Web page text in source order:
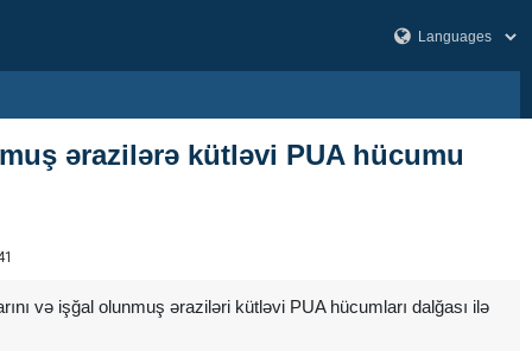
ərazilərə kütləvi PUA hücumu
və işğal olunmuş əraziləri kütləvi PUA hücumları dalğası ilə